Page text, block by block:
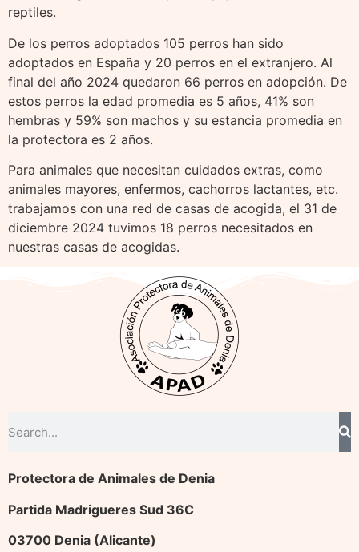
reptiles.
De los perros adoptados 105 perros han sido
adoptados en España y 20 perros en el extranjero. Al
final del año 2024 quedaron 66 perros en adopción. De
estos perros la edad promedia es 5 años, 41% son
hembras y 59% son machos y su estancia promedia en
la protectora es 2 años.
Para animales que necesitan cuidados extras, como
animales mayores, enfermos, cachorros lactantes, etc.
trabajamos con una red de casas de acogida, el 31 de
diciembre 2024 tuvimos 18 perros necesitados en
nuestras casas de acogidas.
Protectora de Animales de Denia
Partida Madrigueres Sud 36C
03700 Denia (Alicante)